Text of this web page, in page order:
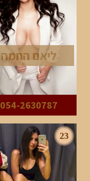
ליאם החמה
054-2630787
23